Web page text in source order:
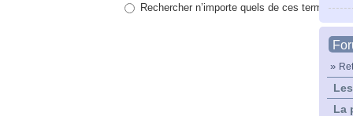
»
La
Rechercher n’importe quels de ces termes